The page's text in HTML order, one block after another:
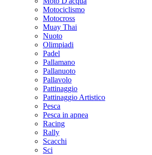
Motociclismo
Motocross
Muay Thai
Nuoto
Olimpiadi
Padel
Pallamano
Pallanuoto
Pallavolo
Pattinaggio
Pattinaggio Artistico
Pesca
Pesca in apnea
Racing
Rally
Scacchi
Sci